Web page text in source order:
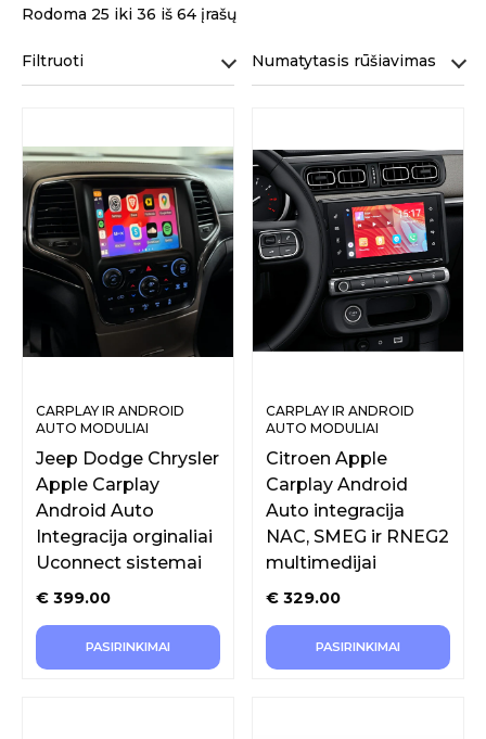
Rodoma 25 iki 36 iš 64 įrašų
Filtruoti Numatytasis rūšiavimas
CARPLAY IR ANDROID
AUTO MODULIAI
Jeep Dodge Chrysler
Apple Carplay
Android Auto
Integracija orginaliai
Uconnect sistemai
€ 399.00
PASIRINKIMAI
CARPLAY IR ANDROID
AUTO MODULIAI
Citroen Apple
Carplay Android
Auto integracija
NAC, SMEG ir RNEG2
multimedijai
€ 329.00
PASIRINKIMAI